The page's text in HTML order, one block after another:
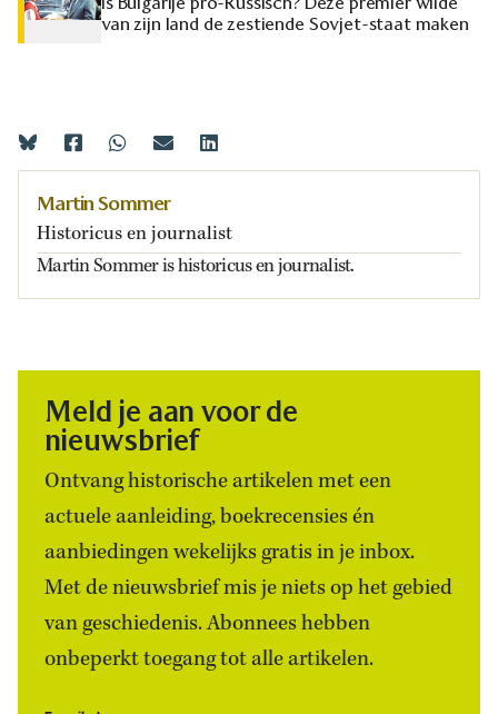
van zijn land de zestiende Sovjet-staat maken
Martin Sommer
Historicus en journalist
Martin Sommer is historicus en journalist.
Meld je aan voor de
nieuwsbrief
Ontvang historische artikelen met een
actuele aanleiding, boekrecensies én
aanbiedingen wekelijks gratis in je inbox.
Met de nieuwsbrief mis je niets op het gebied
van geschiedenis. Abonnees hebben
onbeperkt toegang tot alle artikelen.